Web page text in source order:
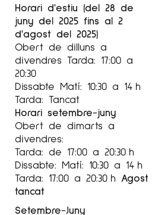
Horari d'estiu (del 28 de
juny del 2025 fins al 2
d'agost del 2025)
Obert de dilluns a
divendres Tarda: 17:00 a
20:30
Dissabte Matí: 10:30 a 14 h
Tarda: Tancat
Horari setembre-juny
Obert de dimarts a
divendres:
Tarda: de 17:00 a 20:30 h
Dissabte: Matí: 10:30 a 14 h
Tarda: 17:00 a 20:30 h Agost
tancat
Setembre-Juny